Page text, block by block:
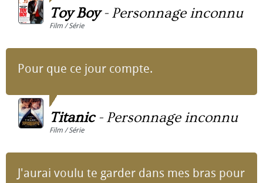
Toy Boy- Personnage inconnu
Film / Série
Pour que ce jour compte.
Titanic- Personnage inconnu
Film / Série
J'aurai voulu te garder dans mes bras pour